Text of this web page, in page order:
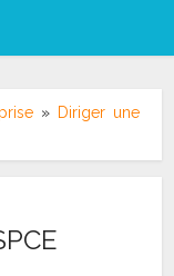
» Diriger une